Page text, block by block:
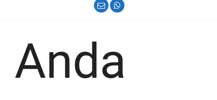
Anda